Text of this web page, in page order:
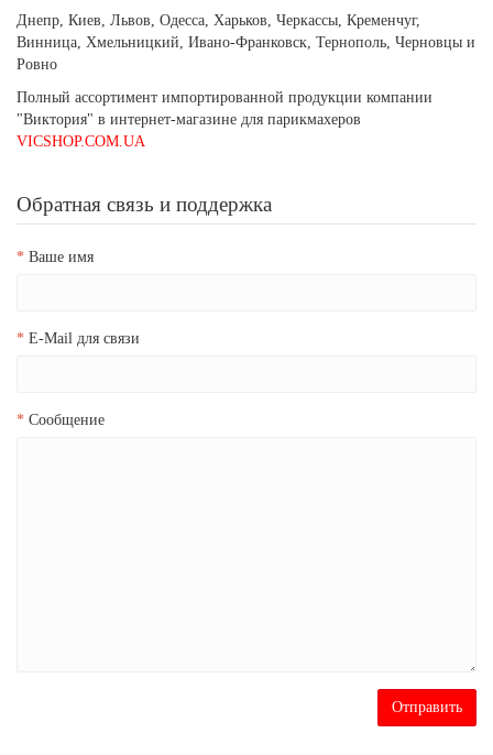
Днепр, Киев, Львов, Одесса, Харьков, Черкассы, Кременчуг,
Винница, Хмельницкий, Ивано-Франковск, Тернополь, Черновцы и
Ровно
Полный ассортимент импортированной продукции компании
"Виктория" в интернет-магазине для парикмахеров
VICSHOP.COM.UA
Обратная связь и поддержка
Ваше имя
E-Mail для связи
Сообщение